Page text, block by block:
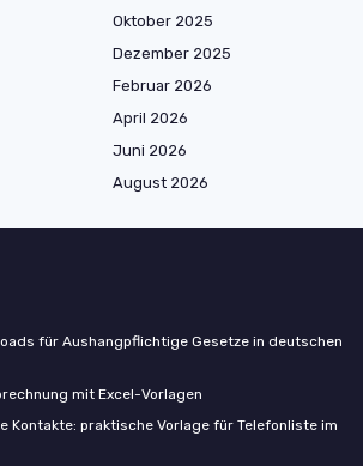
Oktober 2025
Dezember 2025
Februar 2026
April 2026
Juni 2026
August 2026
für Aushangpflichtige Gesetze in deutschen
mit Excel-Vorlagen
Kontakte: praktische Vorlage für Telefonliste im